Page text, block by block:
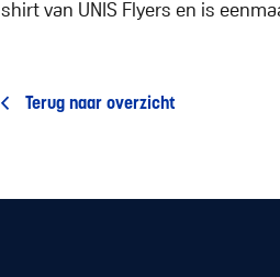
shirt van UNIS Flyers en is
Terug naar overzicht